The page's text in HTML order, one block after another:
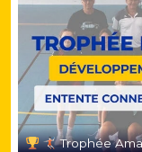
Trophée